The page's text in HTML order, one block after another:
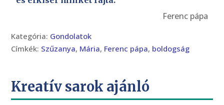
Ferenc pápa
Kategória: Gondolatok
Címkék: Szűzanya, Mária, Ferenc pápa, boldogság
Kreatív sarok ajánló